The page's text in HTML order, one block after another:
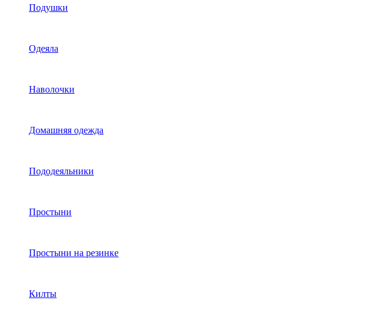
Подушки
Одеяла
Наволочки
Домашняя одежда
Пододеяльники
Простыни
Простыни на резинке
Килты